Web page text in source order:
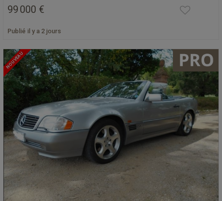
99 000 €
Publié il y a 2 jours
NOUVEAU